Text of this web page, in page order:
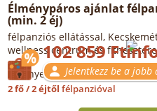
Élménypáros ajánlat
(min. 2 éj)
félpanziós ellátással,
wellness centrum és
Érvényes: 2026.10.31-ig
102 859 Ft
Jelentkezz be a
2 fő / 2 éjtől félpanzióval